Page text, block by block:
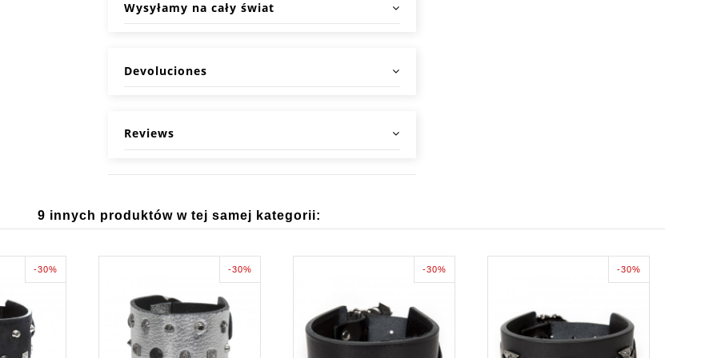
Wysyłamy na cały świat
Devoluciones
Reviews
9 innych produktów w tej samej kategorii:
-30% -30% -30% -30%